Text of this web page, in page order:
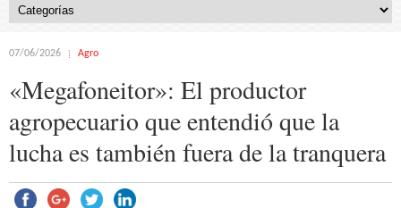
07/06/2026 Agro
«Megafoneitor»: El productor
agropecuario que entendió que la
lucha es también fuera de la tranquera